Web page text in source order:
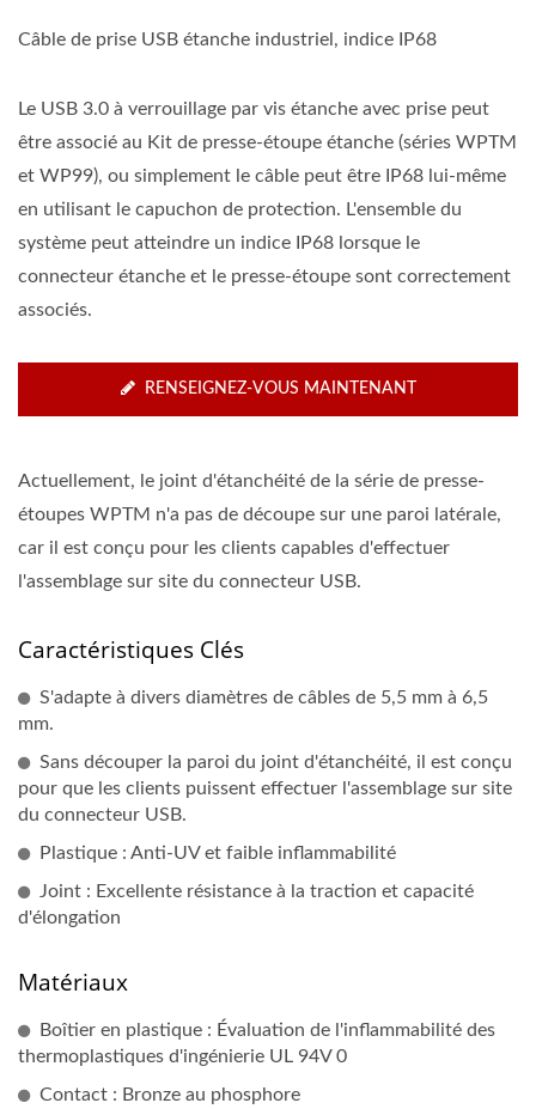
Câble de prise USB étanche industriel, indice IP68
Le USB 3.0 à verrouillage par vis étanche avec prise peut
être associé au Kit de presse-étoupe étanche (séries WPTM
et WP99), ou simplement le câble peut être IP68 lui-même
en utilisant le capuchon de protection. L'ensemble du
système peut atteindre un indice IP68 lorsque le
connecteur étanche et le presse-étoupe sont correctement
associés.
RENSEIGNEZ-VOUS MAINTENANT
Actuellement, le joint d'étanchéité de la série de presse-
étoupes WPTM n'a pas de découpe sur une paroi latérale,
car il est conçu pour les clients capables d'effectuer
l'assemblage sur site du connecteur USB.
Caractéristiques Clés
S'adapte à divers diamètres de câbles de 5,5 mm à 6,5
mm.
Sans découper la paroi du joint d'étanchéité, il est conçu
pour que les clients puissent effectuer l'assemblage sur site
du connecteur USB.
Plastique : Anti-UV et faible inflammabilité
Joint : Excellente résistance à la traction et capacité
d'élongation
Matériaux
Boîtier en plastique : Évaluation de l'inflammabilité des
thermoplastiques d'ingénierie UL 94V 0
Contact : Bronze au phosphore